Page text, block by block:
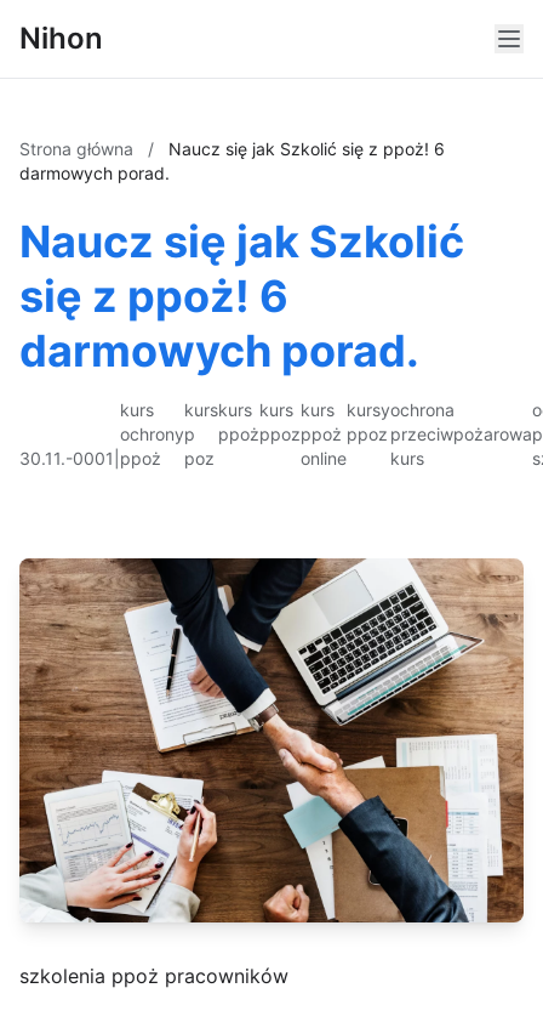
Nihon
Strona główna /
Naucz się jak Szkolić się z ppoż! 6
darmowych porad.
Naucz się jak Szkolić
się z ppoż! 6
darmowych porad.
30.11.-0001
kurs
ochrony
ppoż
kurs
p
poz
kurs
ppoż
kurs
ppoz
kurs
ppoż
online
kursy
ppoz
ochrona
przeciwpożarowa
kurs
szkolenia ppoż pracowników